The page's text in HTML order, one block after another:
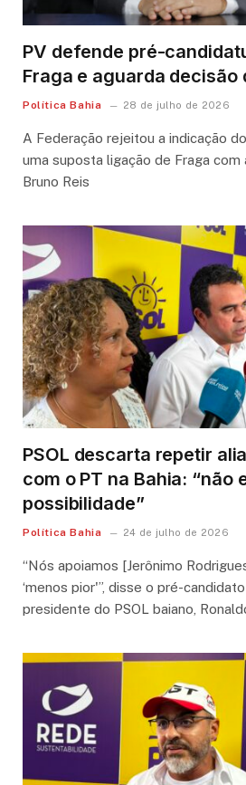
PV defende pré-
Fraga e aguarda decisão
Política Bahia 28 de julho de 2026
A Federação rejeitou a indicação
uma suposta ligação de Fraga
Bruno Reis
PSOL descarta repetir
com o PT na Bahia: “não
possibilidade”
Política Bahia 24 de julho de 2026
“Nós apoiamos [Jerônimo
‘menos pior'”, disse o pré-
presidente do PSOL baiano,